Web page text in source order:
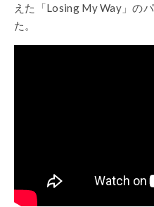
えた「Losing My Way」の
た。